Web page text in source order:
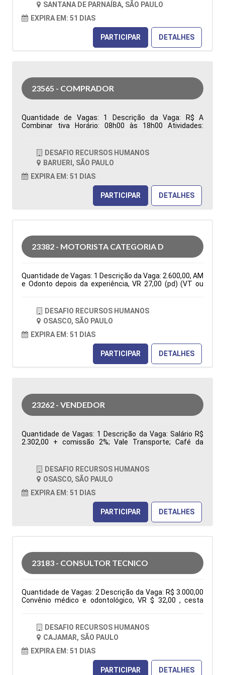
Características Comportamentais:
SANTANA DE PARNAÍBA, SÃO PAULO
EXPIRA EM: 51 DIAS
PARTICIPAR DETALHES
23565 - COMPRADOR
Quantidade de Vagas: 1 Descrição da Vaga: R$ A
Combinar tiva Horário: 08h00 às 18h00 Atividades:
áreas produtivas e de manutenção. Atua na análise de
requisições de compras, realização de cotações,
negociação de preços, prazos e condições comerciais,
além da prospecção, desenvolvimento e homologação
de fornecedores, visando qualidade, competitividade e
redução de custos. Emite e acompanha pedidos de
compra, monitora prazos de entrega, resolve
divergências relacionadas à entrega, qualidade e
para apoiar a gestão na tomada de decisões Tipo de
contratação: CLT Cidade: Barueri, SP, Brasil Área de
Atuação: Compras Período: Formação Acadêmica:
DESAFIO RECURSOS HUMANOS
BARUERI, SÃO PAULO
EXPIRA EM: 51 DIAS
PARTICIPAR DETALHES
23382 - MOTORISTA CATEGORIA D
Quantidade de Vagas: 1 Descrição da Vaga: 2.600,00, AM
e Odonto depois da experiência, VR 27,00 (pd) (VT ou
INTERIOR E ESTADUAIS ( VIAGENS PARA RIO DE JANEIRO
E ESPIRITO SANTO Tipo de contratação: CLT Cidade:
Osasco, SP, Brasil Área de Atuação: Logística Período:
Formação Acadêmica: Características
Comportamentais:
DESAFIO RECURSOS HUMANOS
OSASCO, SÃO PAULO
EXPIRA EM: 51 DIAS
PARTICIPAR DETALHES
23262 - VENDEDOR
Quantidade de Vagas: 1 Descrição da Vaga: Salário R$
2.302,00 + comissão 2%; Vale Transporte; Café da
contratação: CLT Cidade: Osasco, SP, Brasil Área de
Atuação: Vendas Período: Formação Acadêmica:
Características Comportamentais:
DESAFIO RECURSOS HUMANOS
OSASCO, SÃO PAULO
EXPIRA EM: 51 DIAS
PARTICIPAR DETALHES
23183 - CONSULTOR TECNICO
Quantidade de Vagas: 2 Descrição da Vaga: R$ 3.000,00
Convênio médico e odontológico, VR $ 32,00 , cesta
up, negociações, atendimento ao cliente via fone, e-mail
e whatsapp, participação em feira e eventos. Tipo de
contratação: CLT Cidade: Cajamar, SP, Brasil Área de
Atuação: Administração Comercial/Vendas Período:
Formação Acadêmica: Características
DESAFIO RECURSOS HUMANOS
CAJAMAR, SÃO PAULO
EXPIRA EM: 51 DIAS
PARTICIPAR DETALHES